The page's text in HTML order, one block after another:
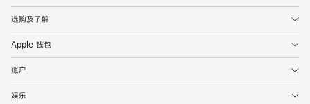
选购及了解
Apple 钱包
账户
娱乐